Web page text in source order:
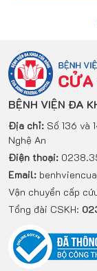
BỆNH VIỆN ĐA
Địa chỉ: Số 136 và
Nghệ An
Điện thoại:
Email:
Vận chuyển cấp
Tổng đài CSKH: